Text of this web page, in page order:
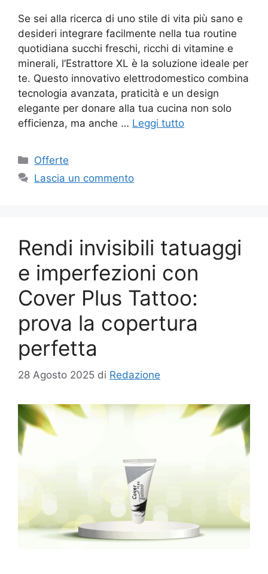
Se sei alla ricerca di uno stile di vita più sano e
desideri integrare facilmente nella tua routine
quotidiana succhi freschi, ricchi di vitamine e
minerali, l’Estrattore XL è la soluzione ideale per
te. Questo innovativo elettrodomestico combina
tecnologia avanzata, praticità e un design
elegante per donare alla tua cucina non solo
efficienza, ma anche … Leggi tutto
Categorie
Offerte
Lascia un commento
Rendi invisibili tatuaggi
e imperfezioni con
Cover Plus Tattoo:
prova la copertura
perfetta
28 Agosto 2025 di Redazione